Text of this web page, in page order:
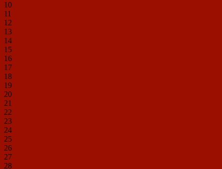
10
11
12
13
14
15
16
17
18
19
20
21
22
23
24
25
26
27
28